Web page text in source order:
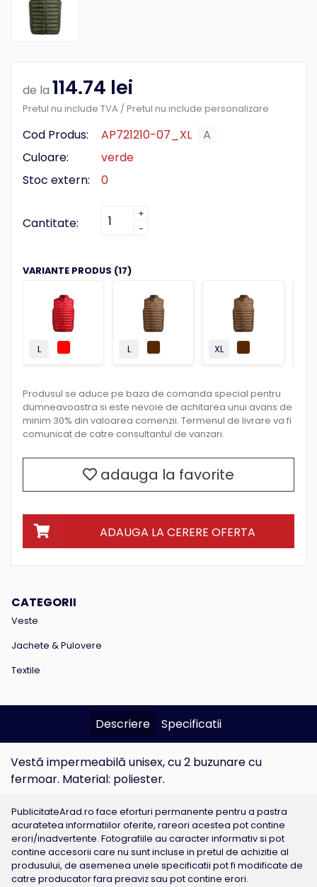
CATEGORII
Veste
Jachete & Pulovere
Textile
de la 114.74 lei
Pretul nu include TVA / Pretul nu include personalizare
Cod Produs: AP721210-07_XL
A
Culoare:
verde
Stoc extern:
0
Cantitate:
+
-
VARIANTE PRODUS (17)
L L XL
Produsul se aduce pe baza de comanda special pentru
dumneavoastra si este nevoie de achitarea unui avans de
minim 30% din valoarea comenzii. Termenul de livrare va fi
comunicat de catre consultantul de vanzari.
adauga la favorite
ADAUGA LA CERERE OFERTA
Descriere Specificatii
Vestă impermeabilă unisex, cu 2 buzunare cu
fermoar. Material: poliester.
PublicitateArad.ro face eforturi permanente pentru a pastra
acuratetea informatiilor oferite, rareori acestea pot contine
erori/inadvertente. Fotografiile au caracter informativ si pot
contine accesorii care nu sunt incluse in pretul de achizitie al
produsului, de asemenea unele specificatii pot fi modificate de
catre producator fara preaviz sau pot contine erori.